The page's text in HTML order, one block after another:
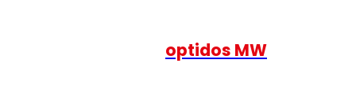
optidos MW